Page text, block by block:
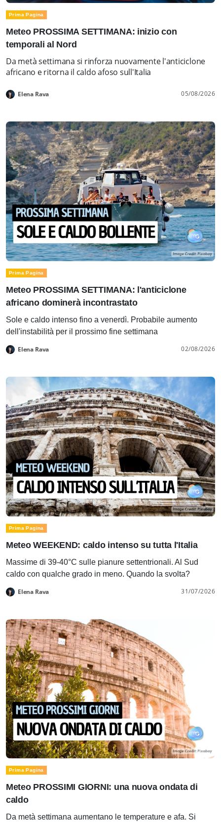
Prima Pagina
Meteo PROSSIMA SETTIMANA: inizio con
temporali al Nord
Da metà settimana si rinforza nuovamente l'anticiclone
africano e ritorna il caldo afoso sull'Italia
Elena Rava 05/08/2026
Prima Pagina
Meteo PROSSIMA SETTIMANA: l'anticiclone
africano dominerà incontrastato
Sole e caldo intenso fino a venerdì. Probabile aumento
dell'instabilità per il prossimo fine settimana
Elena Rava 02/08/2026
Prima Pagina
Meteo WEEKEND: caldo intenso su tutta l'Italia
Massime di 39-40°C sulle pianure settentrionali. Al Sud
caldo con qualche grado in meno. Quando la svolta?
Elena Rava 31/07/2026
Prima Pagina
Meteo PROSSIMI GIORNI: una nuova ondata di
caldo
Da metà settimana aumentano le temperature e afa. Si